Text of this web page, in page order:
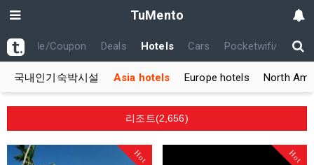
TuMento
Code/Coupon Deals Hotels Cars Pocketwifi/USIM
국내인기숙박시설 Asia hotels Europe hotels North
리조트(2,656)
Hot Hot